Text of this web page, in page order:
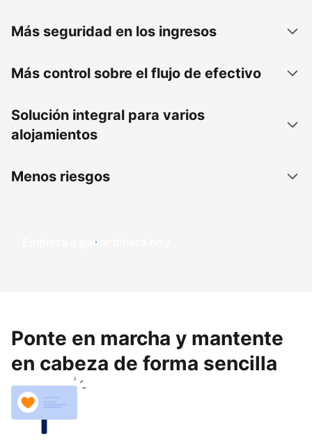
Más seguridad en los ingresos
Más control sobre el flujo de efectivo
Solución integral para varios
alojamientos
Menos riesgos
Empieza a ganar dinero hoy
Ponte en marcha y mantente
en cabeza de forma sencilla